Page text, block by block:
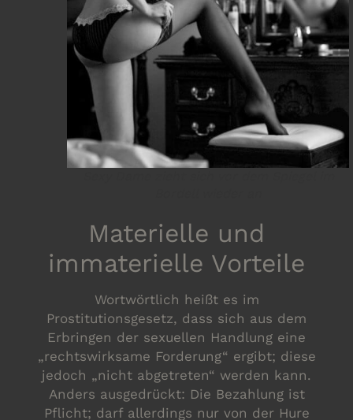
Materielle und
immaterielle Vorteile
Wortwörtlich heißt es im
Prostitutionsgesetz, dass sich aus dem
Erbringen der sexuellen Handlung eine
„rechtswirksame Forderung“ ergibt; diese
jedoch „nicht abgetreten“ werden kann.
Anders ausgedrückt: Die Bezahlung ist
Pflicht; darf allerdings nur von der Hure